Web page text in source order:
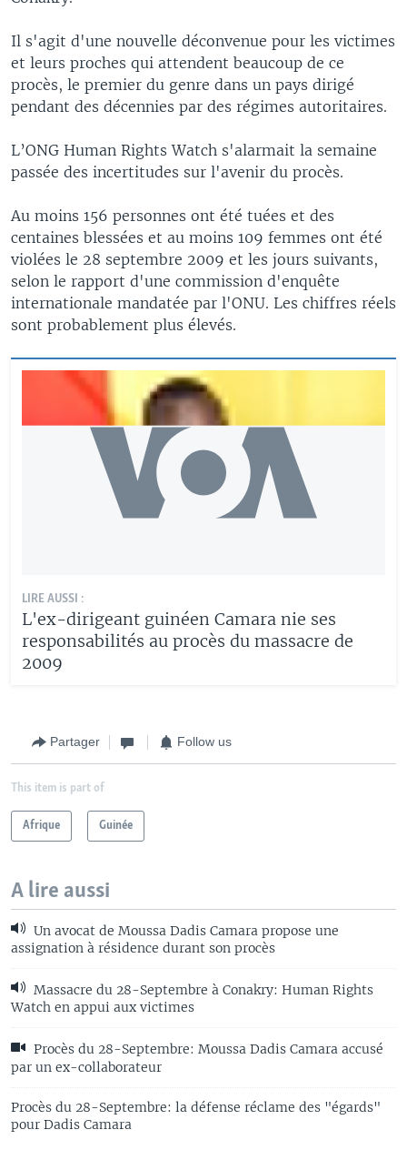
Il s'agit d'une nouvelle déconvenue pour les victimes
et leurs proches qui attendent beaucoup de ce
procès, le premier du genre dans un pays dirigé
pendant des décennies par des régimes autoritaires.
L’ONG Human Rights Watch s'alarmait la semaine
passée des incertitudes sur l'avenir du procès.
Au moins 156 personnes ont été tuées et des
centaines blessées et au moins 109 femmes ont été
violées le 28 septembre 2009 et les jours suivants,
selon le rapport d'une commission d'enquête
internationale mandatée par l'ONU. Les chiffres réels
sont probablement plus élevés.
LIRE AUSSI :
L'ex-dirigeant guinéen Camara nie ses
responsabilités au procès du massacre de
2009
Partager Follow us
This item is part of
Afrique Guinée
A lire aussi
Un avocat de Moussa Dadis Camara propose une
assignation à résidence durant son procès
Massacre du 28-Septembre à Conakry: Human Rights
Watch en appui aux victimes
Procès du 28-Septembre: Moussa Dadis Camara accusé
par un ex-collaborateur
Procès du 28-Septembre: la défense réclame des "égards"
pour Dadis Camara